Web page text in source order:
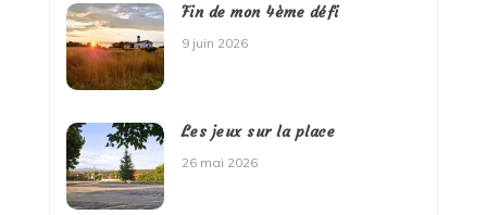
Fin de mon 4ème défi
9 juin 2026
Les jeux sur la place
26 mai 2026